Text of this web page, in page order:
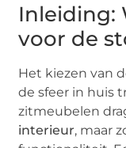
Inleiding:
voor de
Het kiezen van
de sfeer in huis
zitmeubelen
interieur, maar